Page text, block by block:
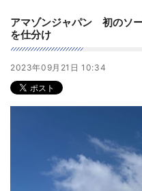
アマゾンジャパン 初のソ
を仕分け
2023年09月21日 10:34